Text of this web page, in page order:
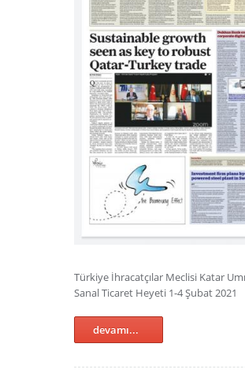
Türkiye İhracatçılar Meclisi Katar
Sanal Ticaret Heyeti 1-4 Şubat 2021
devamı...